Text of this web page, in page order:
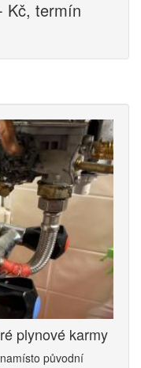
Kč, termín
plynové karmy
původní